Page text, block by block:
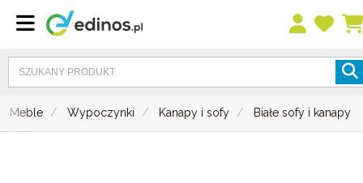
Meble Wypoczynki Kanapy i sofy Białe sofy i kanapy